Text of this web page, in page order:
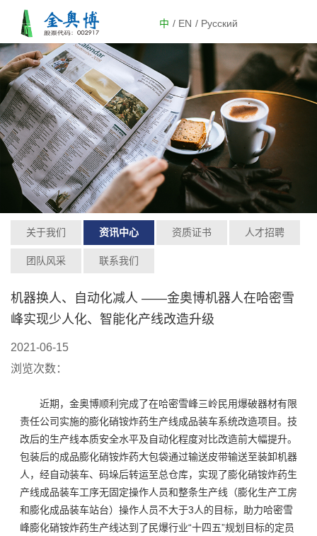
/ Русский
/ EN
中
关于我们 资讯中心 资质证书 人才招聘
团队风采 联系我们
机器换人、自动化减人 ——金奥博机器人在哈密雪
峰实现少人化、智能化产线改造升级
2021-06-15
浏览次数：
近期，金奥博顺利完成了在哈密雪峰三岭民用爆破器材有限
责任公司实施的膨化硝铵炸药生产线成品装车系统改造项目。技
改后的生产线本质安全水平及自动化程度对比改造前大幅提升。
包装后的成品膨化硝铵炸药大包袋通过输送皮带输送至装卸机器
人，经自动装车、码垛后转运至总仓库，实现了膨化硝铵炸药生
产线成品装车工序无固定操作人员和整条生产线（膨化生产工房
和膨化成品装车站台）操作人员不大于3人的目标，助力哈密雪
峰膨化硝铵炸药生产线达到了民爆行业“十四五”规划目标的定员